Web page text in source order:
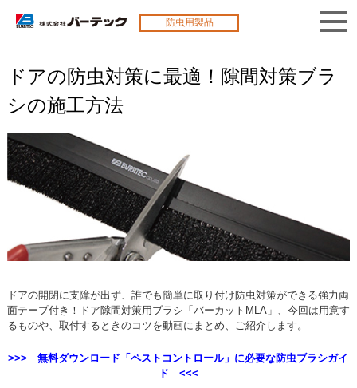
防虫用製品
ドアの防虫対策に最適！隙間対策ブラ
シの施工方法
ドアの開閉に支障が出ず、誰でも簡単に取り付け防虫対策ができる強力両
面テープ付き！ドア隙間対策用ブラシ「バーカットMLA」、今回は用意す
るものや、取付するときのコツを動画にまとめ、ご紹介します。
>>> 無料ダウンロード「ペストコントロール」に必要な防虫ブラシガイ
ド <<<